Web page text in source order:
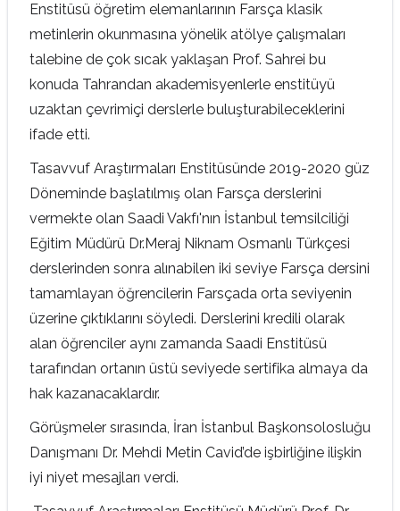
Enstitüsü öğretim elemanlarının Farsça klasik
metinlerin okunmasına yönelik atölye çalışmaları
talebine de çok sıcak yaklaşan Prof. Sahrei bu
konuda Tahrandan akademisyenlerle enstitüyü
uzaktan çevrimiçi derslerle buluşturabileceklerini
ifade etti.
Tasavvuf Araştırmaları Enstitüsünde 2019-2020 güz
Döneminde başlatılmış olan Farsça derslerini
vermekte olan Saadi Vakfı'nın İstanbul temsilciliği
Eğitim Müdürü Dr.Meraj Niknam Osmanlı Türkçesi
derslerinden sonra alınabilen iki seviye Farsça dersini
tamamlayan öğrencilerin Farsçada orta seviyenin
üzerine çıktıklarını söyledi. Derslerini kredili olarak
alan öğrenciler aynı zamanda Saadi Enstitüsü
tarafından ortanın üstü seviyede sertifika almaya da
hak kazanacaklardır.
Görüşmeler sırasında, İran İstanbul Başkonsolosluğu
Danışmanı Dr. Mehdi Metin Cavid’de işbirliğine ilişkin
iyi niyet mesajları verdi.